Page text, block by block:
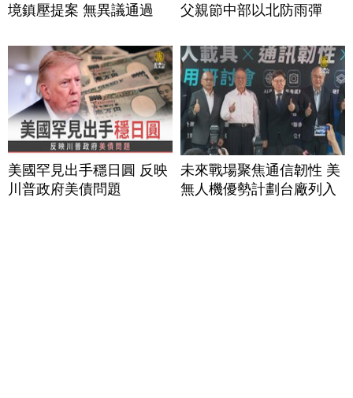
境鎮壓提案 無異議通過
父親節中部以北防雨彈
美國罕見出手穩日圓 反映
川普政府美債問題
未來戰場聚焦通信韌性 美
無人機優勢計劃台廠列入